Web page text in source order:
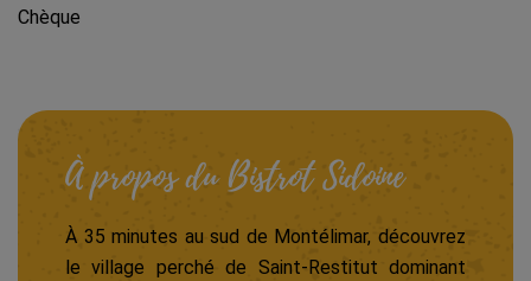
Chèque
À propos duBistrot Sidoine
À 35 minutes au sud de Montélimar, découvrez
le village perché de Saint-Restitut dominant